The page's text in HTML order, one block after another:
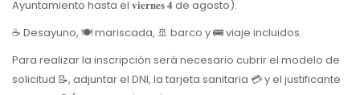
Ayuntamiento hasta el 𝐯𝐢𝐞𝐫𝐧𝐞𝐬 𝟒 de agosto).
☕️ Desayuno, 🍽 mariscada, 🚢 barco y 🚌 viaje incluidos.
Para realizar la inscripción será necesario cubrir el modelo de
solicitud 📝, adjuntar el DNI, la tarjeta sanitaria 💳 y el justificante